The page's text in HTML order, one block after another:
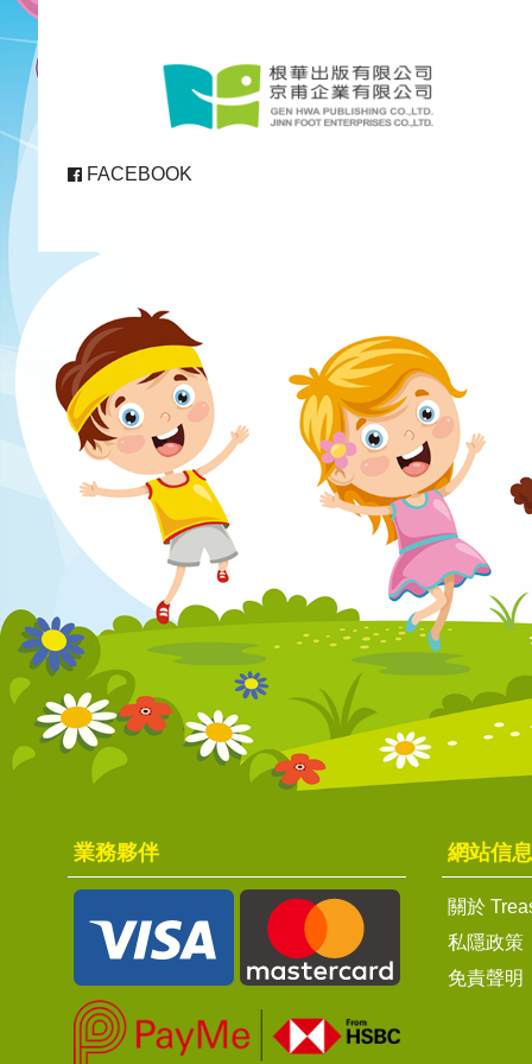
FACEBOOK
業務夥伴 網站信息
關於
私隱政策
免責聲明